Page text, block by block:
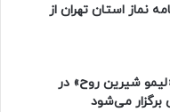
نماز استان تهران از
شیرین روح» در
برگزار می‌شود